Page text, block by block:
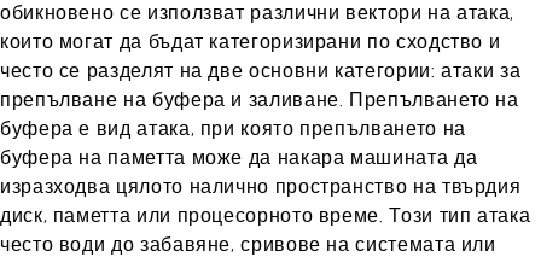
обикновено се използват различни вектори на атака,
които могат да бъдат категоризирани по сходство и
често се разделят на две основни категории: атаки за
препълване на буфера и заливане. Препълването на
буфера е вид атака, при която препълването на
буфера на паметта може да накара машината да
изразходва цялото налично пространство на твърдия
диск, паметта или процесорното време. Този тип атака
често води до забавяне, сривове на системата или